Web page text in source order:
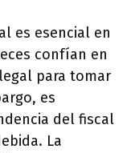
es esencial en
confían en
para tomar
es
del fiscal
La